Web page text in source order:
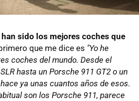
sido los mejores coches que
que me dice es "Yo he
coches del mundo. Desde el
hasta un Porsche 911 GT2 o un
ya unas cuantos años de esos.
son los Porsche 911, parece